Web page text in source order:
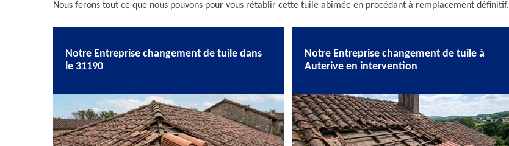
Nous ferons tout ce que nous pouvons pour vous rétablir cette tuile abîmée en procédant à remplacement définitif.
Notre Entreprise changement de tuile dans
le 31190
Notre Entreprise changement de tuile à
Auterive en intervention